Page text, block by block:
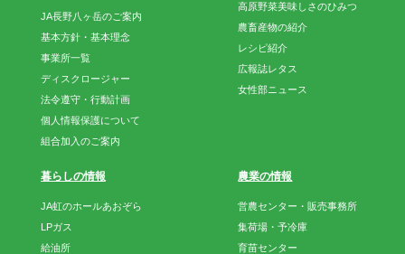
高原野菜美味しさのひみつ
農畜産物の紹介
レシピ紹介
広報誌レタス
女性部ニュース
JA長野八ヶ岳のご案内
基本方針・基本理念
事業所一覧
ディスクロージャー
法令遵守・行動計画
個人情報保護について
組合加入のご案内
暮らしの情報
JA虹のホールあおぞら
LPガス
給油所
農業の情報
営農センター・販売事務所
集荷場・予冷庫
育苗センター